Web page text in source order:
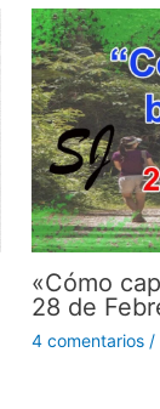
«Cómo
28 de
4 comentarios /